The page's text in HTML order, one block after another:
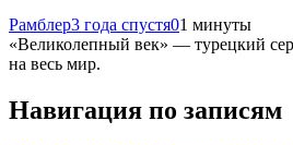
Рамблер3 года спустя01 минуты
«Великолепный век» — турецкий
на весь мир.
Навигация по записям